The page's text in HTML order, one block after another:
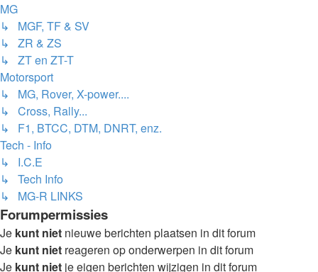
MG
↳ MGF, TF & SV
↳ ZR & ZS
↳ ZT en ZT-T
Motorsport
↳ MG, Rover, X-power....
↳ Cross, Rally...
↳ F1, BTCC, DTM, DNRT, enz.
Tech - Info
↳ I.C.E
↳ Tech Info
↳ MG-R LINKS
Forumpermissies
Je kunt niet nieuwe berichten plaatsen in dit forum
Je kunt niet reageren op onderwerpen in dit forum
Je kunt niet je eigen berichten wijzigen in dit forum